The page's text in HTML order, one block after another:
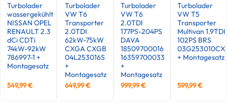
Turbolader
wassergekühlt
NISSAN OPEL
RENAULT 2.3
dCi CDTi
74kW-92kW
786997-1 +
Montagesatz
549,99€
Turbolader
VW T6
Transporter
2.0TDI
62kW-75kW
CXGA CXGB
04L253016S
+
Montagesatz
649,99€
Turbolader
VW T6
2.0TDI
177PS-204PS
DAVA
18509700016
16359700033
+
Montagesatz
999,99€
Turbolader
VW T5
Transporter
Multivan 1.9TDI
102PS BRS
03G253010CX
+ Montagesatz
599,99€